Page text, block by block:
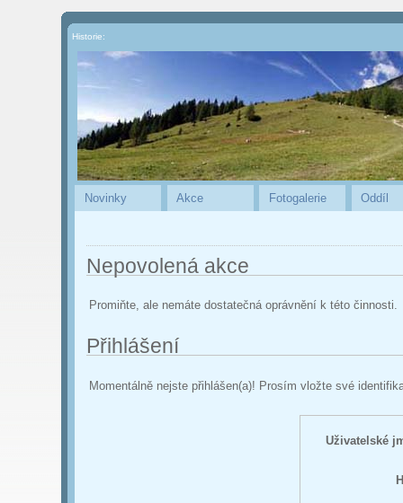
Historie:
Novinky Akce Fotogalerie Oddíl
Nepovolená akce
Promiňte, ale nemáte dostatečná oprávnění k této činnosti.
Přihlášení
Momentálně nejste přihlášen(a)! Prosím vložte své
Uživatelské